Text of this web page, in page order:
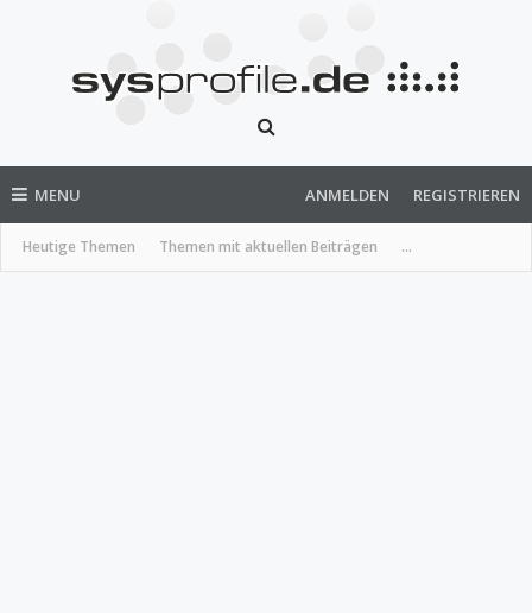
MENU
Heutige Themen Themen mit aktuellen Beiträgen ...
ANMELDEN REGISTRIEREN